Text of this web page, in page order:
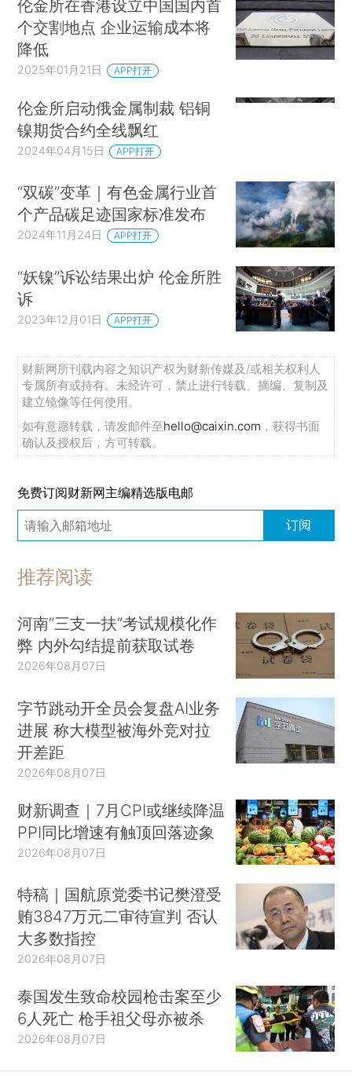
伦金所在香港设立中国国内首
个交割地点 企业运输成本将
降低
2025年01月21日 APP打开
伦金所启动俄金属制裁 铝铜
镍期货合约全线飘红
2024年04月15日 APP打开
“双碳”变革｜有色金属行业首
个产品碳足迹国家标准发布
2024年11月24日 APP打开
“妖镍”诉讼结果出炉 伦金所胜
诉
2023年12月01日 APP打开
财新网所刊载内容之知识产权为财新传媒及/或相关权利人
专属所有或持有。未经许可，禁止进行转载、摘编、复制及
建立镜像等任何使用。
如有意愿转载，请发邮件至hello@caixin.com ，获得书面
确认及授权后，方可转载。
免费订阅财新网主编精选版电邮
订阅
推荐阅读
河南“三支一扶”考试规模化作
弊 内外勾结提前获取试卷
2026年08月07日
字节跳动开全员会复盘AI业务
进展 称大模型被海外竞对拉
开差距
2026年08月07日
财新调查｜7月CPI或继续降温
PPI同比增速有触顶回落迹象
2026年08月07日
特稿｜国航原党委书记樊澄受
贿3847万元二审待宣判 否认
大多数指控
2026年08月07日
泰国发生致命校园枪击案至少
6人死亡 枪手祖父母亦被杀
2026年08月07日